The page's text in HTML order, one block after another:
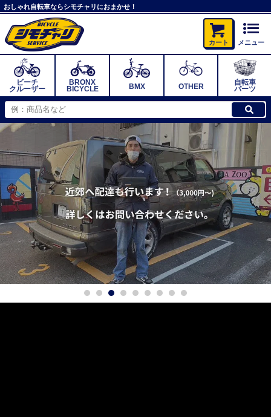
おしゃれ自転車ならシモチャリにおまかせ！
カート メニュー
ビーチ
クルーザー
BRONX
BICYCLE BMX OTHER 自転車
パーツ
検索